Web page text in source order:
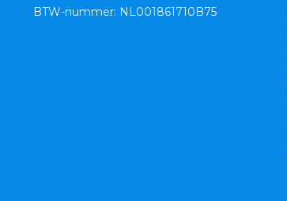
BTW-nummer: NL001861710B75